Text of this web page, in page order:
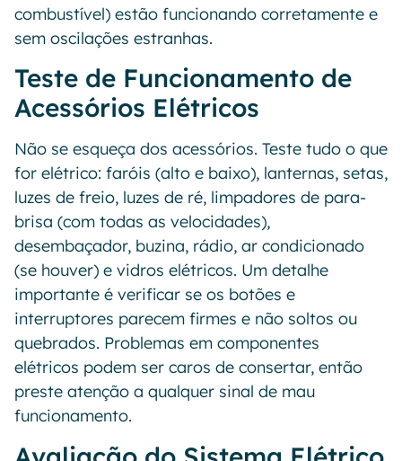
combustível) estão funcionando corretamente e
sem oscilações estranhas.
Teste de Funcionamento de
Acessórios Elétricos
Não se esqueça dos acessórios. Teste tudo o que
for elétrico: faróis (alto e baixo), lanternas, setas,
luzes de freio, luzes de ré, limpadores de para-
brisa (com todas as velocidades),
desembaçador, buzina, rádio, ar condicionado
(se houver) e vidros elétricos. Um detalhe
importante é verificar se os botões e
interruptores parecem firmes e não soltos ou
quebrados. Problemas em componentes
elétricos podem ser caros de consertar, então
preste atenção a qualquer sinal de mau
funcionamento.